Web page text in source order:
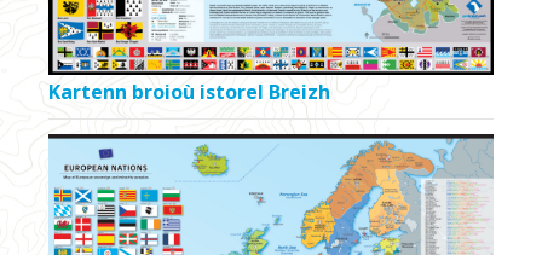
Kartenn broioù istorel Breizh